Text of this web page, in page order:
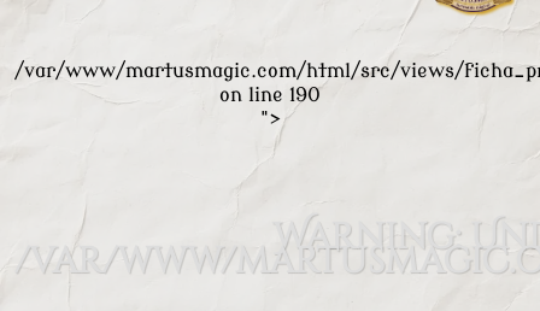
/var/www/martusmagic.com/html/src/views/
on line 190
">
Warning:
/var/www/